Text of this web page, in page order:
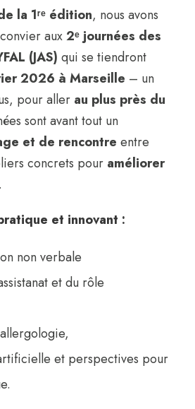
la 1ʳᵉ édition, nous avons
aux2ᵉ journées des
(JAS) qui se tiendront
2026 à Marseille – un
pour aller au plus près du
sont avant tout un
et de rencontre entre
concrets pour améliorer
.
et innovant :
non verbale
et du rôle
et perspectives pour